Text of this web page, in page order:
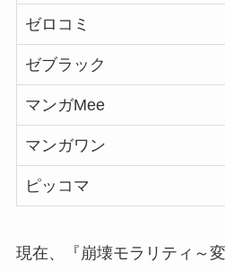
ゼロコミ
ゼブラック
マンガMee
マンガワン
ピッコマ
現在、『崩壊モラリティ～